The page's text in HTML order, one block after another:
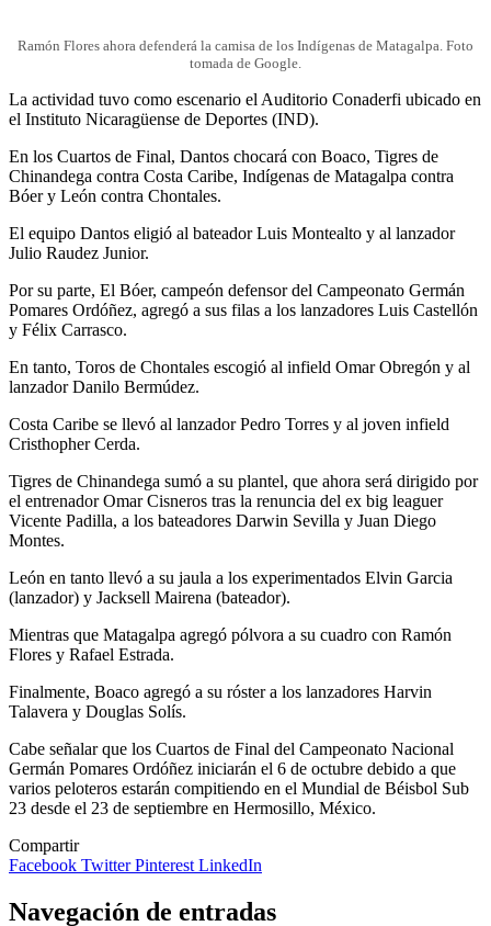
Ramón Flores ahora defenderá la camisa de los Indígenas de Matagalpa. Foto
tomada de Google.
La actividad tuvo como escenario el Auditorio Conaderfi ubicado en
el Instituto Nicaragüense de Deportes (IND).
En los Cuartos de Final, Dantos chocará con Boaco, Tigres de
Chinandega contra Costa Caribe, Indígenas de Matagalpa contra
Bóer y León contra Chontales.
El equipo Dantos eligió al bateador Luis Montealto y al lanzador
Julio Raudez Junior.
Por su parte, El Bóer, campeón defensor del Campeonato Germán
Pomares Ordóñez, agregó a sus filas a los lanzadores Luis Castellón
y Félix Carrasco.
En tanto, Toros de Chontales escogió al infield Omar Obregón y al
lanzador Danilo Bermúdez.
Costa Caribe se llevó al lanzador Pedro Torres y al joven infield
Cristhopher Cerda.
Tigres de Chinandega sumó a su plantel, que ahora será dirigido por
el entrenador Omar Cisneros tras la renuncia del ex big leaguer
Vicente Padilla, a los bateadores Darwin Sevilla y Juan Diego
Montes.
León en tanto llevó a su jaula a los experimentados Elvin Garcia
(lanzador) y Jacksell Mairena (bateador).
Mientras que Matagalpa agregó pólvora a su cuadro con Ramón
Flores y Rafael Estrada.
Finalmente, Boaco agregó a su róster a los lanzadores Harvin
Talavera y Douglas Solís.
Cabe señalar que los Cuartos de Final del Campeonato Nacional
Germán Pomares Ordóñez iniciarán el 6 de octubre debido a que
varios peloteros estarán compitiendo en el Mundial de Béisbol Sub
23 desde el 23 de septiembre en Hermosillo, México.
Compartir
Facebook TwitterPinterest LinkedIn
Navegación de entradas